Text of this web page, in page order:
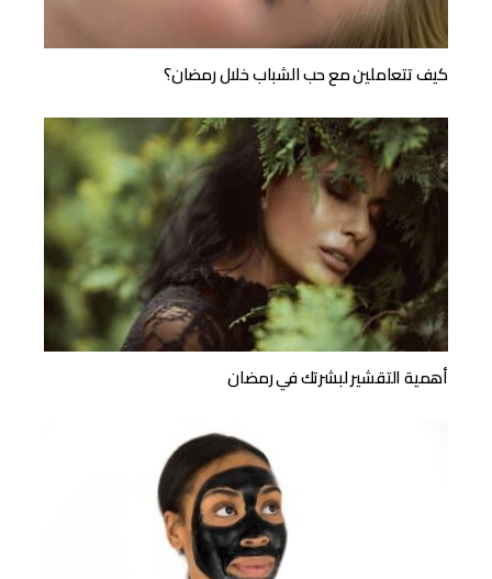
كيف تتعاملين مع حب الشباب خلال رمضان؟
أهمية التقشير لبشرتك في رمضان